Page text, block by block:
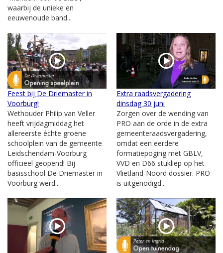
waarbij de unieke en
eeuwenoude band...
Feest bij De Driemaster in
Voorburg!
Wethouder Philip van Veller
heeft vrijdagmiddag het
allereerste échte groene
schoolplein van de gemeente
Leidschendam-Voorburg
officieel geopend! Bij
basisschool De Driemaster in
Voorburg werd...
Extra raadsvergadering
dinsdag 30 juni
Zorgen over de wending van
PRO aan de orde in de extra
gemeenteraadsvergadering,
omdat een eerdere
formatiepoging met GBLV,
VVD en D66 stukliep op het
Vlietland-Noord dossier. PRO
is uitgenodigd...